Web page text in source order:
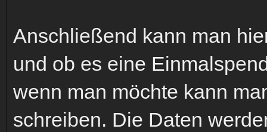
Anschließend kann man
und ob es eine
wenn man möchte kann
schreiben. Die Daten